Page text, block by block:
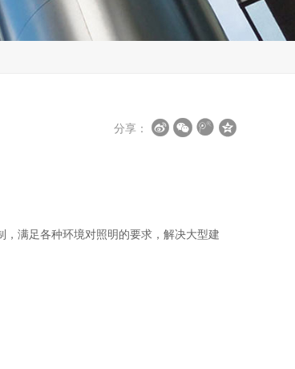
分享：
满足各种环境对照明的要求，解决大型建